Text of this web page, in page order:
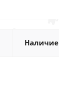
Наличие